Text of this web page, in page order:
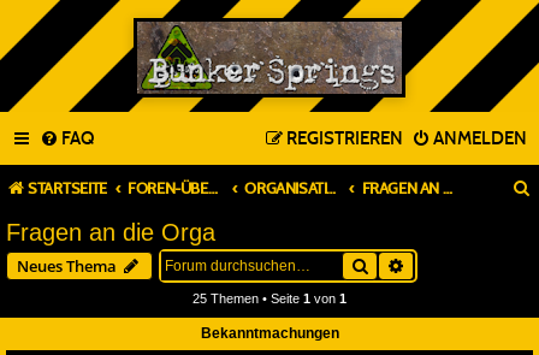
FAQ ANMELDEN
REGISTRIEREN
STARTSEITE FOREN-ÜBERSICHT ORGANISATION & PLANUNG FRAGEN AN DIE ORGA
Fragen an die Orga
Neues Thema Suche
25 Themen • Seite 1 von 1
Bekanntmachungen